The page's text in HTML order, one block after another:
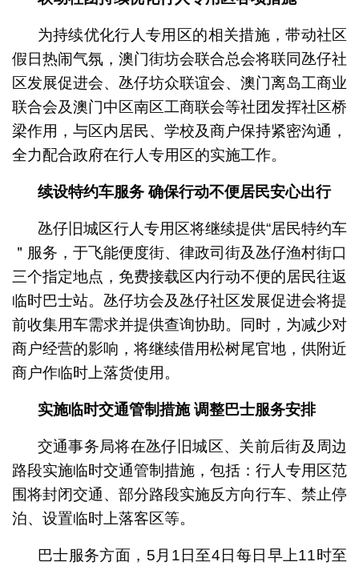
为持续优化行人专用区的相关措施，带动社区
假日热闹气氛，澳门街坊会联合总会将联同氹仔社
区发展促进会、氹仔坊众联谊会、澳门离岛工商业
联合会及澳门中区南区工商联会等社团发挥社区桥
梁作用，与区内居民、学校及商户保持紧密沟通，
全力配合政府在行人专用区的实施工作。
续设特约车服务 确保行动不便居民安心出行
氹仔旧城区行人专用区将继续提供“居民特约车
＂服务，于飞能便度街、律政司街及氹仔渔村街口
三个指定地点，免费接载区内行动不便的居民往返
临时巴士站。氹仔坊会及氹仔社区发展促进会将提
前收集用车需求并提供查询协助。同时，为减少对
商户经营的影响，将继续借用松树尾官地，供附近
商户作临时上落货使用。
实施临时交通管制措施 调整巴士服务安排
交通事务局将在氹仔旧城区、关前后街及周边
路段实施临时交通管制措施，包括：行人专用区范
围将封闭交通、部分路段实施反方向行车、禁止停
泊、设置临时上落客区等。
巴士服务方面，5月1日至4日每日早上11时至